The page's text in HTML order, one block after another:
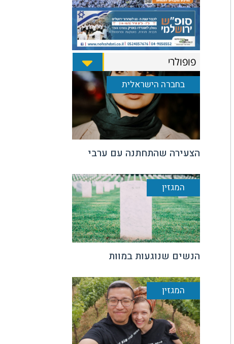
פופולרי
בחברה הישראלית
הצעירה שהתחתנה עם ערבי
המגזין
הנשים שנוגעות במוות
המגזין